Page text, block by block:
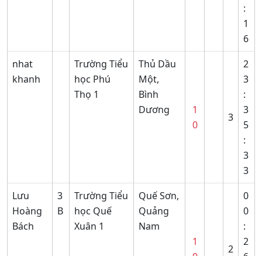
:
1
6
nhat
khanh
Trường Tiểu
học Phú
Thọ 1
Thủ Dầu
Một,
Bình
Dương
1
0
3
2
3
:
3
5
:
3
3
Lưu
Hoàng
Bách
3
B
Trường Tiểu
học Quế
Xuân 1
Quế Sơn,
Quảng
Nam
1
2
0
0
:
2